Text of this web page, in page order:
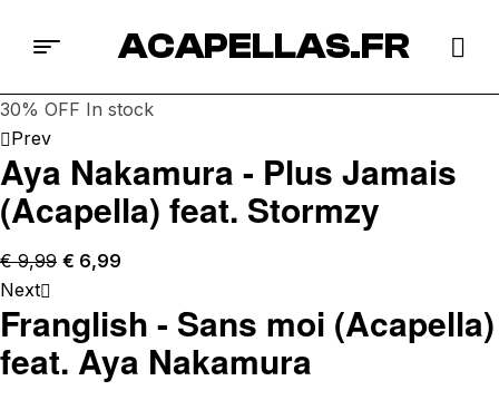
ACAPELLAS.FR
30% OFF In stock
Prev
Aya Nakamura - Plus Jamais
(Acapella) feat. Stormzy
€9,99 € 6,99
Next
Franglish - Sans moi (Acapella)
feat. Aya Nakamura